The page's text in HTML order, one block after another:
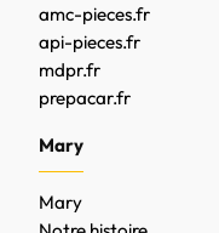
amc-pieces.fr
api-pieces.fr
mdpr.fr
prepacar.fr
Mary
Mary